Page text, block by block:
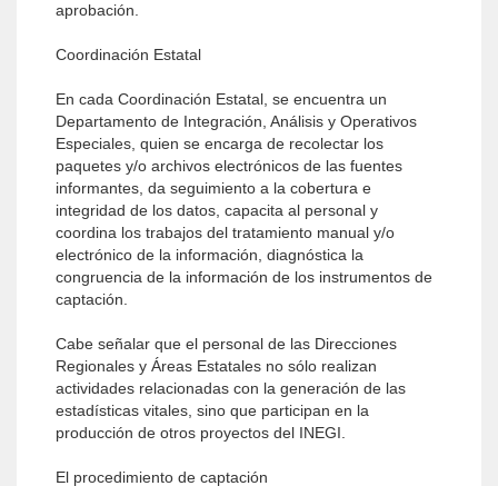
aprobación.
Coordinación Estatal
En cada Coordinación Estatal, se encuentra un
Departamento de Integración, Análisis y Operativos
Especiales, quien se encarga de recolectar los
paquetes y/o archivos electrónicos de las fuentes
informantes, da seguimiento a la cobertura e
integridad de los datos, capacita al personal y
coordina los trabajos del tratamiento manual y/o
electrónico de la información, diagnóstica la
congruencia de la información de los instrumentos de
captación.
Cabe señalar que el personal de las Direcciones
Regionales y Áreas Estatales no sólo realizan
actividades relacionadas con la generación de las
estadísticas vitales, sino que participan en la
producción de otros proyectos del INEGI.
El procedimiento de captación